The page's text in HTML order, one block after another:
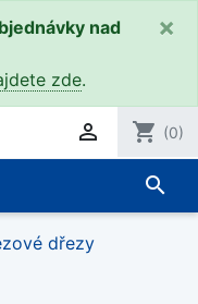
nad
zde.
×
 shopping_cart (0)
search
dřezy